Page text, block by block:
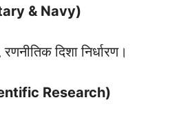
& Navy)
दिशा निर्धारण।
Research)